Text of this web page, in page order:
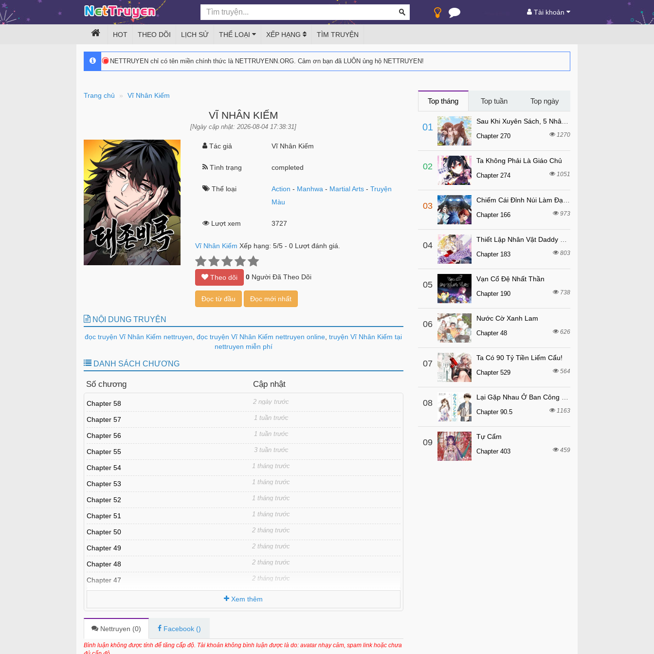
Tài khoản
HOT THEO DÕI LỊCH SỬ THỂ LOẠI XẾP HẠNG TÌM TRUYỆN
NETTRUYEN chỉ có tên miền chính thức là NETTRUYENN.ORG. Cảm ơn bạn đã LUÔN ủng hộ NETTRUYEN!
Trang chủ Vĩ Nhân Kiếm
VĨ NHÂN KIẾM
[Ngày cập nhật: 2026-08-04 17:38:31]
Tác giả Vĩ Nhân Kiếm
Tình trạng completed
Thể loại Action - Manhwa - Martial Arts -Truyện
Màu
Lượt xem 3727
Vĩ Nhân Kiếm Xếp hạng: 5/5- 0Lượt đánh giá.
Theo dõi 0Người Đã Theo Dõi
Đọc từ đầu Đọc mới nhất
NỘI DUNG TRUYỆN
đọc truyện Vĩ Nhân Kiếm nettruyen đọc truyện Vĩ Nhân Kiếm nettruyen online truyện Vĩ Nhân Kiếm tại
nettruyen miễn phí
DANH SÁCH CHƯƠNG
Số chương Cập nhật
Chapter 58 2 ngày trước
Chapter 57 1 tuần trước
Chapter 56 1 tuần trước
Chapter 55 3 tuần trước
Chapter 54 1 tháng trước
Chapter 53 1 tháng trước
Chapter 52 1 tháng trước
Chapter 51 1 tháng trước
Chapter 50 2 tháng trước
Chapter 49 2 tháng trước
Chapter 48 2 tháng trước
Chapter 47 2 tháng trước
Chapter 45 2 tháng trước
Chapter 44
Chapter 43 3 tháng trước
Xem thêm
Nettruyen (0) Facebook ()
Bình luận không được tính để tăng cấp độ. Tài khoản không bình luận được là do: avatar nhạy cảm, spam link hoặc chưa
Top tháng Top tuần Top ngày
01
Chapter 270 1270
02
Ta Không Phải Là Giáo Chủ
Chapter 274 1051
03
Chapter 166 973
04
Chapter 183 803
05
Vạn Cổ Đệ Nhất Thần
Chapter 190 738
06
Nước Cờ Xanh Lam
Chapter 48 626
07
Ta Có 90 Tỷ Tiền Liếm Cẩu!
Chapter 529 564
08
Chapter 90.5 1163
09
Tự Cẩm
Chapter 403 459